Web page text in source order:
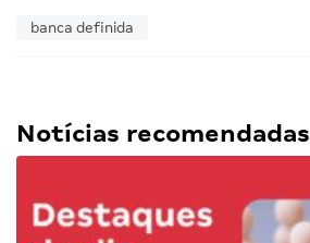
banca definida
Notícias recomendadas